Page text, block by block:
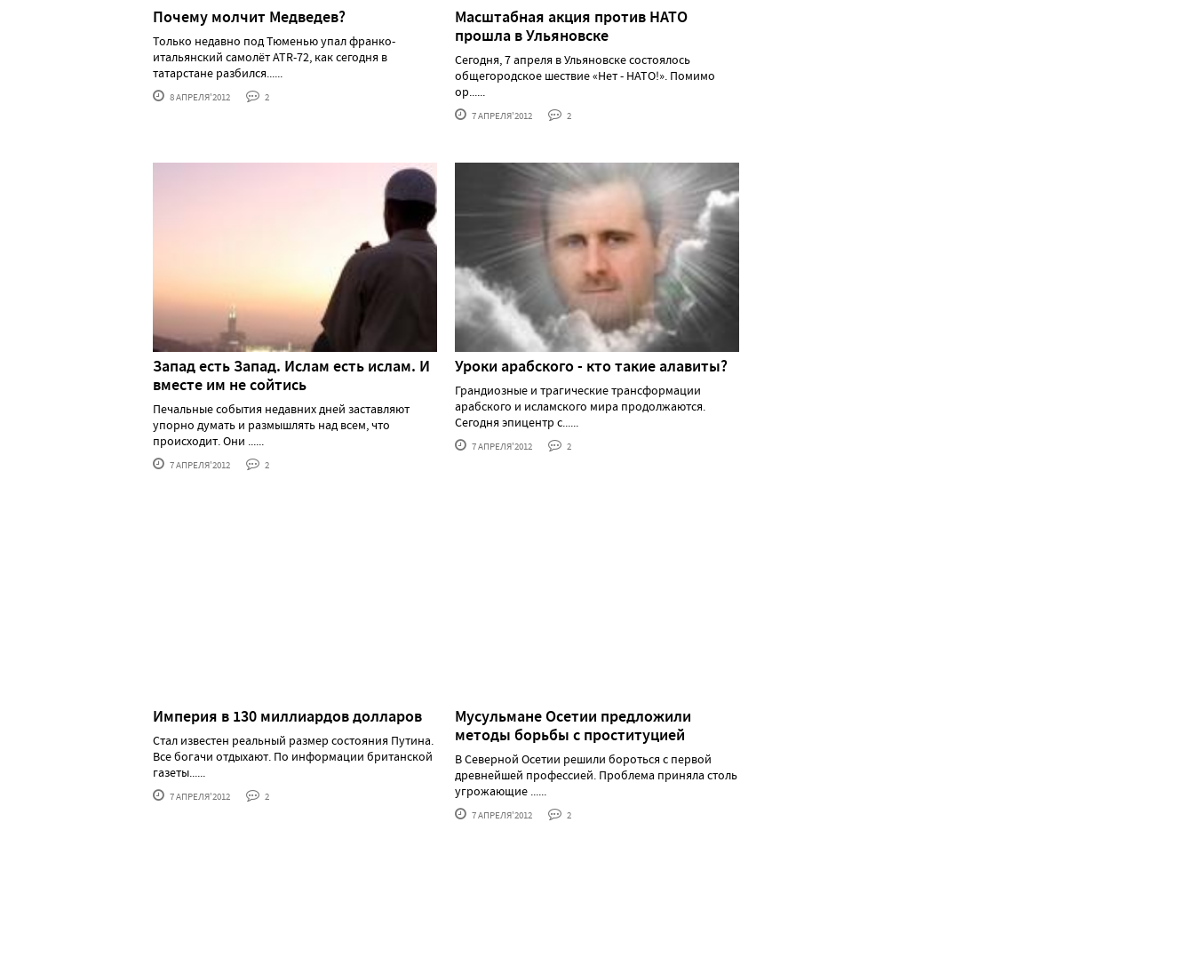
Почему молчит Медведев?
Только недавно под Тюменью упал франко-
итальянский самолёт ATR-72, как сегодня в
татарстане разбился......
8 АПРЕЛЯ'2012 2
Масштабная акция против НАТО
прошла в Ульяновске
Сегодня, 7 апреля в Ульяновске состоялось
общегородское шествие «Нет - НАТО!». Помимо
ор......
7 АПРЕЛЯ'2012 2
Запад есть Запад. Ислам есть ислам. И
вместе им не сойтись
Печальные события недавних дней заставляют
упорно думать и размышлять над всем, что
происходит. Они ......
7 АПРЕЛЯ'2012 2
Уроки арабского - кто такие алавиты?
Грандиозные и трагические трансформации
арабского и исламского мира продолжаются.
Сегодня эпицентр с......
7 АПРЕЛЯ'2012 2
Империя в 130 миллиардов долларов
Стал известен реальный размер состояния Путина.
Все богачи отдыхают. По информации британской
газеты......
7 АПРЕЛЯ'2012 2
Мусульмане Осетии предложили
методы борьбы с проституцией
В Северной Осетии решили бороться с первой
древнейшей профессией. Проблема приняла столь
угрожающие ......
7 АПРЕЛЯ'2012 2